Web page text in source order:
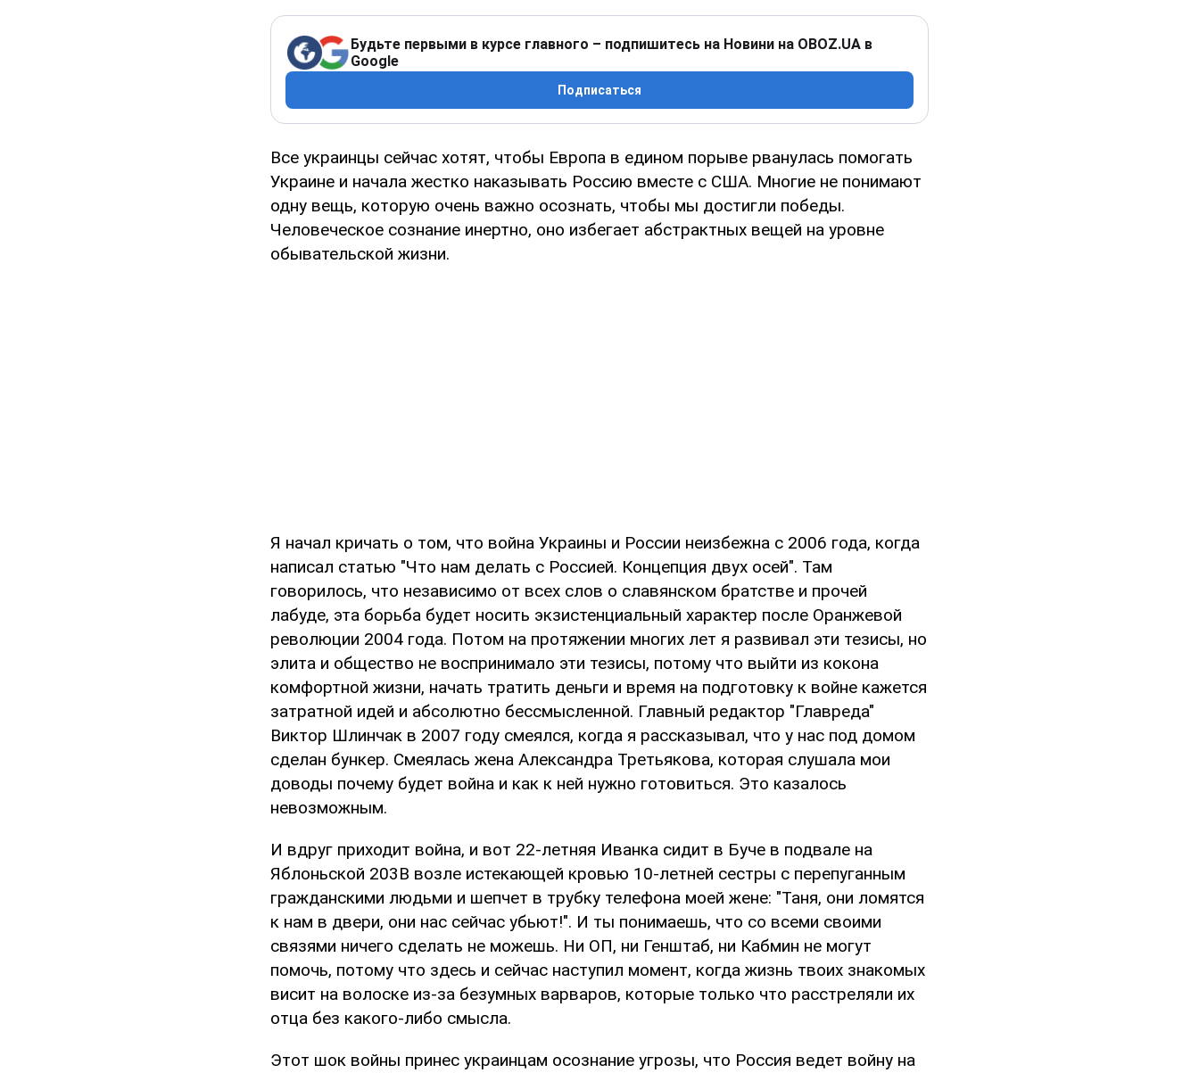
Будьте первыми в курсе главного – подпишитесь на Новини на OBOZ.UA в
Google
Подписаться
Все украинцы сейчас хотят, чтобы Европа в едином порыве рванулась помогать
Украине и начала жестко наказывать Россию вместе с США. Многие не понимают
одну вещь, которую очень важно осознать, чтобы мы достигли победы.
Человеческое сознание инертно, оно избегает абстрактных вещей на уровне
обывательской жизни.
Я начал кричать о том, что война Украины и России неизбежна с 2006 года, когда
написал статью "Что нам делать с Россией. Концепция двух осей". Там
говорилось, что независимо от всех слов о славянском братстве и прочей
лабуде, эта борьба будет носить экзистенциальный характер после Оранжевой
революции 2004 года. Потом на протяжении многих лет я развивал эти тезисы, но
элита и общество не воспринимало эти тезисы, потому что выйти из кокона
комфортной жизни, начать тратить деньги и время на подготовку к войне кажется
затратной идей и абсолютно бессмысленной. Главный редактор "Главреда"
Виктор Шлинчак в 2007 году смеялся, когда я рассказывал, что у нас под домом
сделан бункер. Смеялась жена Александра Третьякова, которая слушала мои
доводы почему будет война и как к ней нужно готовиться. Это казалось
невозможным.
И вдруг приходит война, и вот 22-летняя Иванка сидит в Буче в подвале на
Яблоньской 203В возле истекающей кровью 10-летней сестры с перепуганным
гражданскими людьми и шепчет в трубку телефона моей жене: "Таня, они ломятся
к нам в двери, они нас сейчас убьют!". И ты понимаешь, что со всеми своими
связями ничего сделать не можешь. Ни ОП, ни Генштаб, ни Кабмин не могут
помочь, потому что здесь и сейчас наступил момент, когда жизнь твоих знакомых
висит на волоске из-за безумных варваров, которые только что расстреляли их
отца без какого-либо смысла.
Этот шок войны принес украинцам осознание угрозы, что Россия ведет войну на